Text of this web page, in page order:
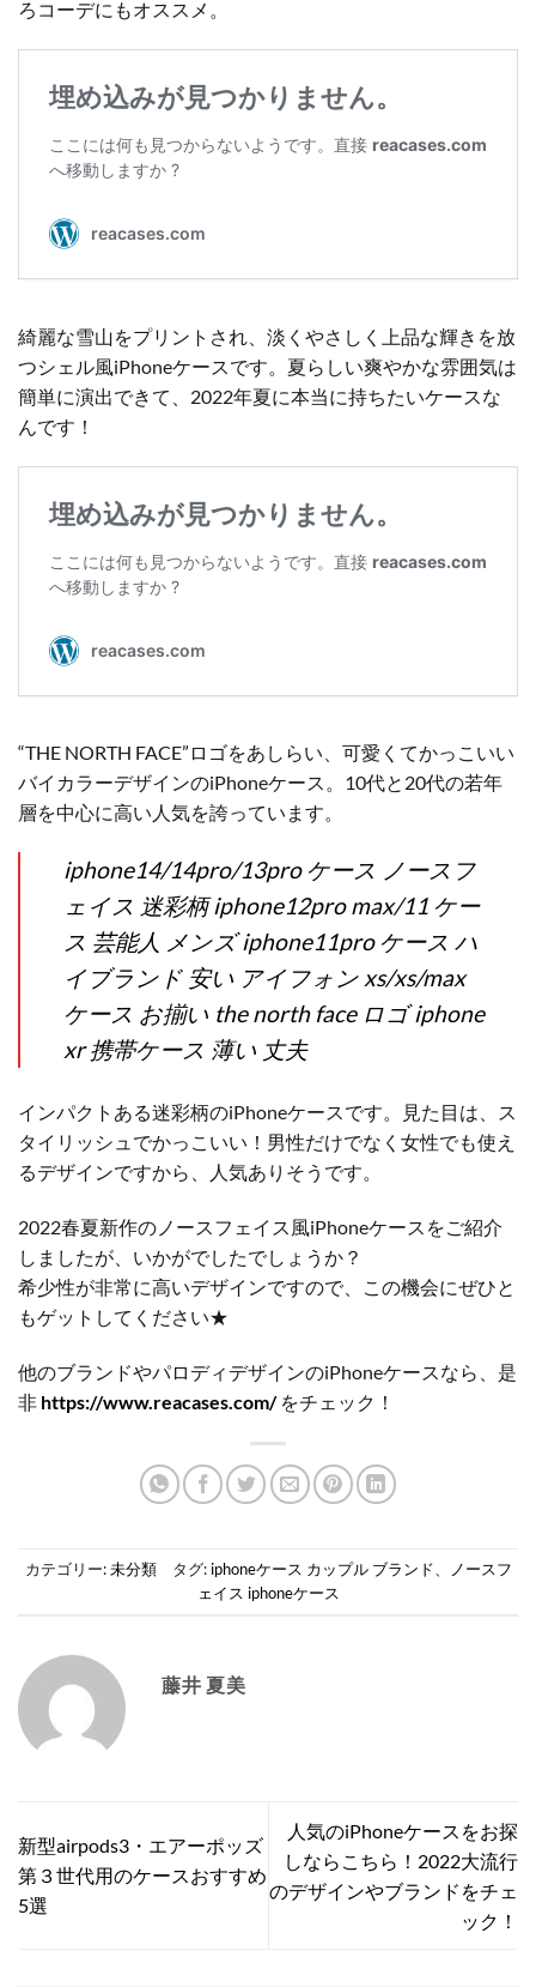
ろコーデにもオススメ。
綺麗な雪山をプリントされ、淡くやさしく上品な輝きを放
つシェル風iPhoneケースです。夏らしい爽やかな雰囲気は
簡単に演出できて、2022年夏に本当に持ちたいケースな
んです！
“THE NORTH FACE”ロゴをあしらい、可愛くてかっこいい
バイカラーデザインのiPhoneケース。10代と20代の若年
層を中心に高い人気を誇っています。
iphone14/14pro/13pro ケース ノースフ
ェイス 迷彩柄 iphone12pro max/11 ケー
ス 芸能人 メンズ iphone11pro ケース ハ
イブランド 安い アイフォン xs/xs/max
ケース お揃い the north face ロゴ iphone
xr 携帯ケース 薄い 丈夫
インパクトある迷彩柄のiPhoneケースです。見た目は、ス
タイリッシュでかっこいい！男性だけでなく女性でも使え
るデザインですから、人気ありそうです。
2022春夏新作のノースフェイス風iPhoneケースをご紹介
しましたが、いかがでしたでしょうか？
希少性が非常に高いデザインですので、この機会にぜひと
もゲットしてください★
他のブランドやパロディデザインのiPhoneケースなら、是
非 https://www.reacases.com/をチェック！
カテゴリー:未分類タグ: iphoneケース カップル ブランド
ノースフ
ェイス iphoneケース
藤井 夏美
新型airpods3・エアーポッズ
第３世代用のケースおすすめ
5選
人気のiPhoneケースをお探
しならこちら！2022大流行
のデザインやブランドをチェ
ック！